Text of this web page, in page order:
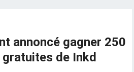
annoncé gagner 250
de Inkd